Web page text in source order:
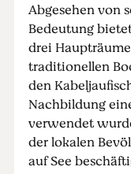
Abgesehen von
Bedeutung
drei
traditionellen
den
Nachbildung
verwendet
der lokalen
auf See